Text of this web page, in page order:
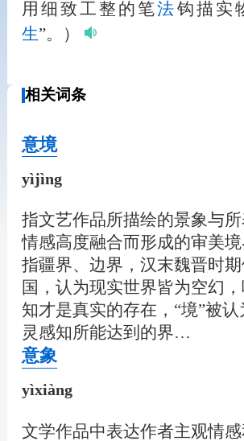
用细致工整的笔法钩描实
生”。）
相关词条
意境
yìjìng
指文艺作品所描绘的景象与
情感高度融合而形成的审美境
指疆界、边界，汉末魏晋时
国，认为现实世界皆为空幻
知才是真实的存在，“境”被
灵感知所能达到的界…
意象
yìxiàng
文学作品中表达作者主观情